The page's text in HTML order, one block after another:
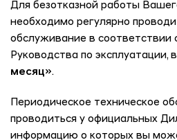
Для безотказной работы
необходимо регулярно
обслуживание в соответствии
Руководства по эксплуатации,
месяц».
Периодическое техническое
проводиться у официальных
информацию о которых вы